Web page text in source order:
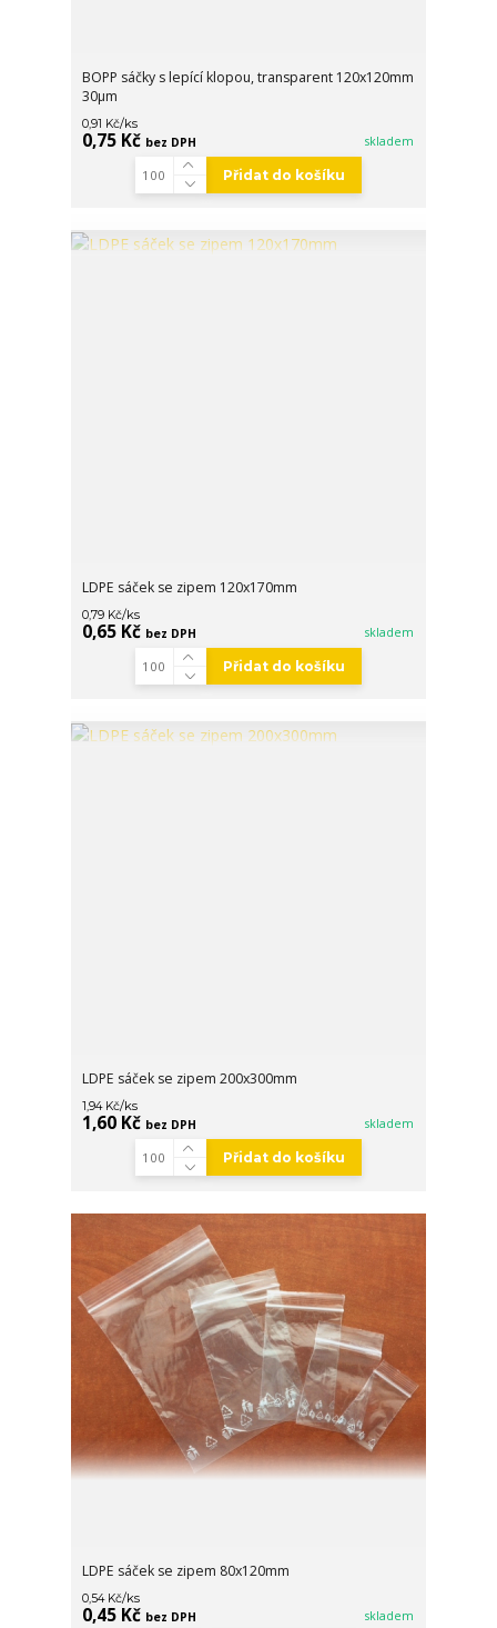
BOPP sáčky s lepící klopou, transparent 120x120mm
30µm
0,91 Kč/ks
0,75 Kč bez DPH skladem
Přidat do košíku
LDPE sáček se zipem 120x170mm
0,79 Kč/ks
0,65 Kč bez DPH skladem
Přidat do košíku
LDPE sáček se zipem 200x300mm
1,94 Kč/ks
1,60 Kč bez DPH skladem
Přidat do košíku
LDPE sáček se zipem 80x120mm
0,54 Kč/ks
0,45 Kč bez DPH skladem